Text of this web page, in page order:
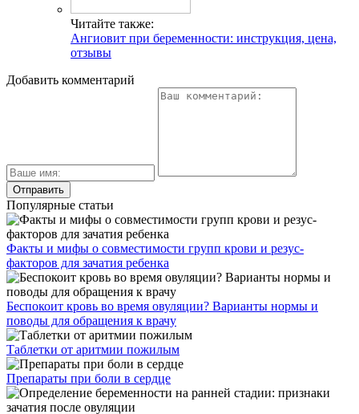
Читайте также:
Ангиовит при беременности: инструкция, цена,
отзывы
Добавить комментарий
Популярные статьи
Факты и мифы о совместимости групп крови и резус-
факторов для зачатия ребенка
Беспокоит кровь во время овуляции? Варианты нормы и
поводы для обращения к врачу
Таблетки от аритмии пожилым
Препараты при боли в сердце